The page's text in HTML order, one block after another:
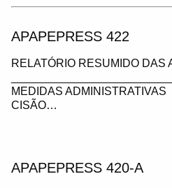
APAPEPRESS 422
RELATÓRIO RESUMIDO
MEDIDAS
CISÃO…
APAPEPRESS 420-A